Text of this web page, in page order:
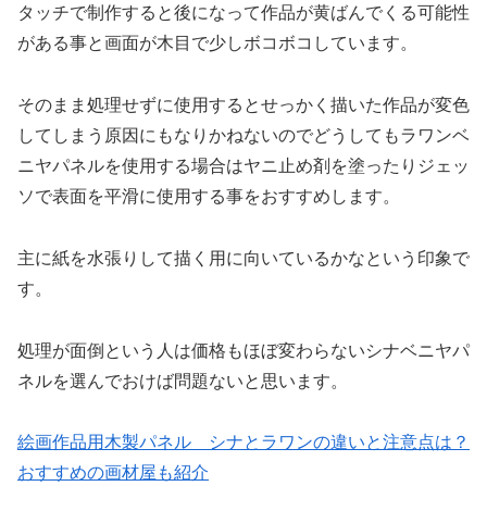
タッチで制作すると後になって作品が黄ばんでくる可能性
がある事と画面が木目で少しボコボコしています。
そのまま処理せずに使用するとせっかく描いた作品が変色
してしまう原因にもなりかねないのでどうしてもラワンベ
ニヤパネルを使用する場合はヤニ止め剤を塗ったりジェッ
ソで表面を平滑に使用する事をおすすめします。
主に紙を水張りして描く用に向いているかなという印象で
す。
処理が面倒という人は価格もほぼ変わらないシナベニヤパ
ネルを選んでおけば問題ないと思います。
絵画作品用木製パネル シナとラワンの違いと注意点は？
おすすめの画材屋も紹介